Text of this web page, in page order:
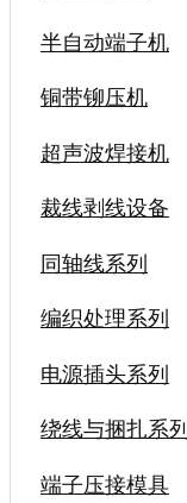
半自动端子机
铜带铆压机
超声波焊接机
裁线剥线设备
同轴线系列
编织处理系列
电源插头系列
绕线与捆扎系列
端子压接模具